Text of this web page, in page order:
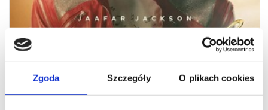
Zgoda Szczegóły O plikach cookies